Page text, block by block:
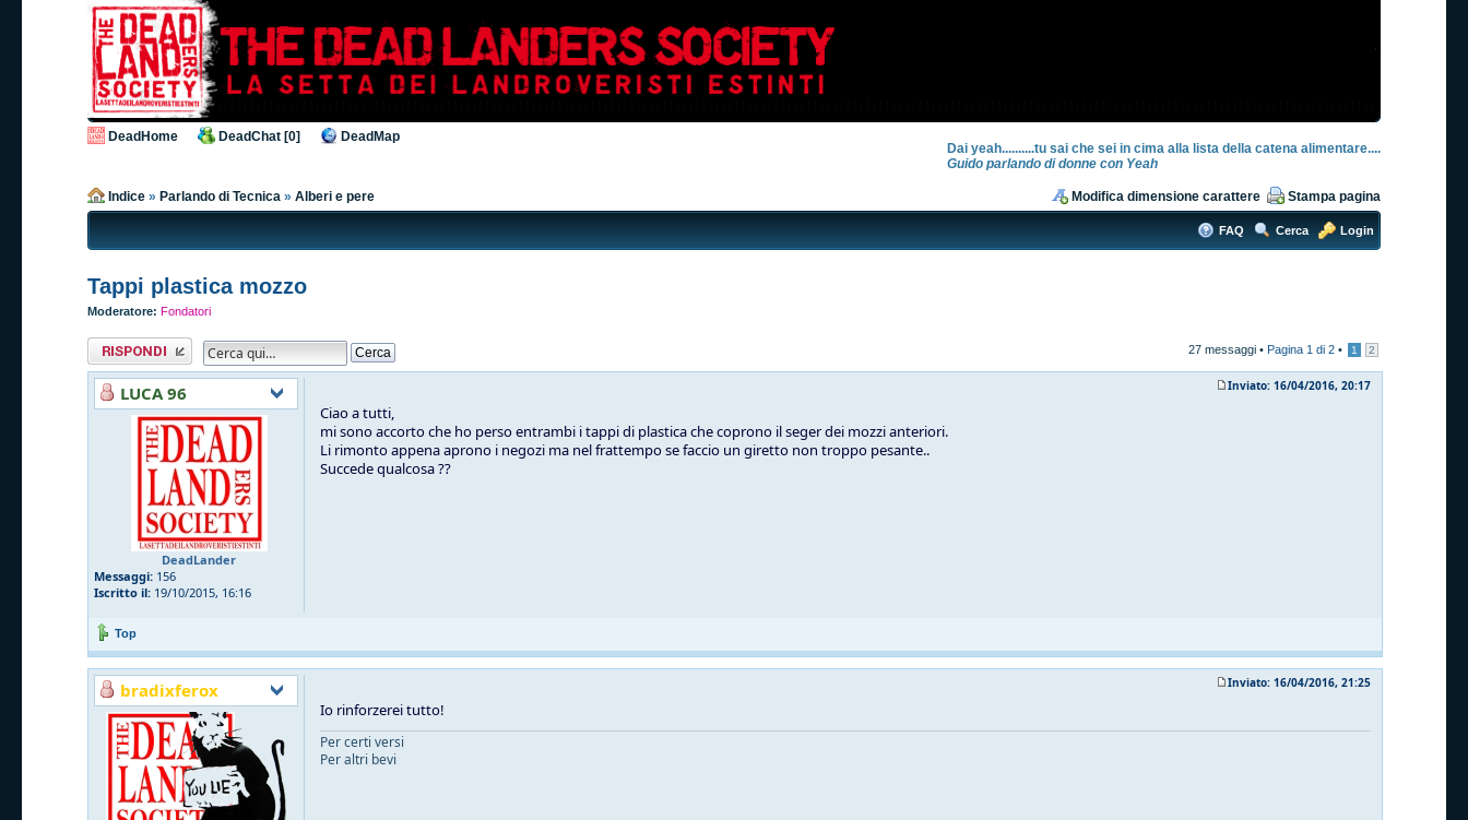
DeadHome DeadChat [0] DeadMap
Dai yeah..........tu sai che sei in cima alla lista della catena alimentare....
Guido parlando di donne con Yeah
Indice » Parlando di Tecnica » Alberi e pere Modifica dimensione carattere Stampa pagina
FAQ Cerca Login
Tappi plastica mozzo
Moderatore: Fondatori
Rispondi al
messaggio
27 messaggi • Pagina 1 di 2 • 1 2
LUCA 96
DeadLander
Messaggi: 156
Iscritto il: 19/10/2015, 16:16
Inviato: 16/04/2016, 20:17
Ciao a tutti,
mi sono accorto che ho perso entrambi i tappi di plastica che coprono il seger dei mozzi anteriori.
Li rimonto appena aprono i negozi ma nel frattempo se faccio un giretto non troppo pesante..
Succede qualcosa ??
Top
bradixferox Inviato: 16/04/2016, 21:25
Io rinforzerei tutto!
Per certi versi
Per altri bevi